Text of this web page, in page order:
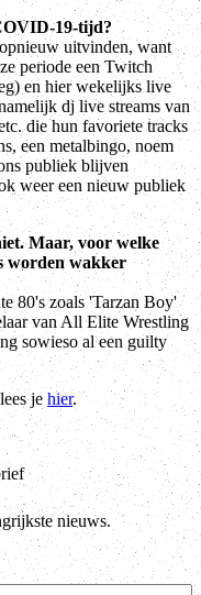
19-tijd?
uitvinden, want
periode een Twitch
en hier wekelijks live
dj live streams van
die hun favoriete tracks
een metalbingo, noem
publiek blijven
weer een nieuw publiek
Maar, voor welke
worden wakker
80's zoals 'Tarzan Boy'
van All Elite Wrestling
sowieso al een guilty
je hier.
nieuws.